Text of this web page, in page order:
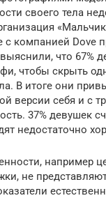
своего тела
с компанией Dove
что 67%
чтобы скрыть
В итоге они
версии себя и с
37% девушек
недостаточно
например
не